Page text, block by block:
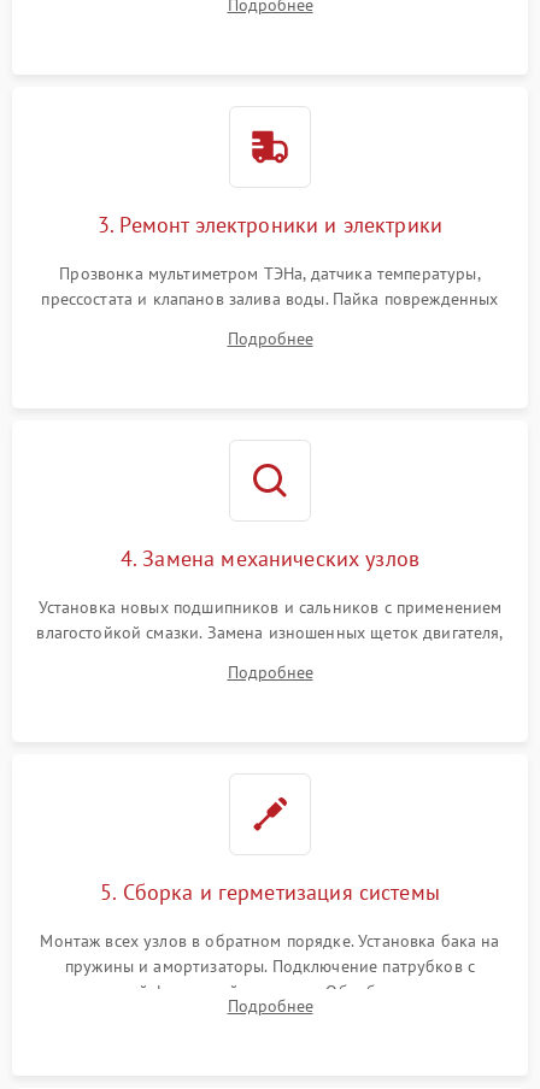
крестовины на износ, а манжеты люка на разрывы.
Подробнее
3. Ремонт электроники и электрики
Прозвонка мультиметром ТЭНа, датчика температуры,
прессостата и клапанов залива воды. Пайка поврежденных
Восстановление целостности проводки и контактов.
Подробнее
4. Замена механических узлов
Установка новых подшипников и сальников с применением
влагостойкой смазки. Замена изношенных щеток двигателя,
или поврежденной резиновой манжеты.
Подробнее
5. Сборка и герметизация системы
Монтаж всех узлов в обратном порядке. Установка бака на
пружины и амортизаторы. Подключение патрубков с
надежной фиксацией хомутами. Обработка стыков
герметиком для предотвращения возможных протечек воды.
Подробнее